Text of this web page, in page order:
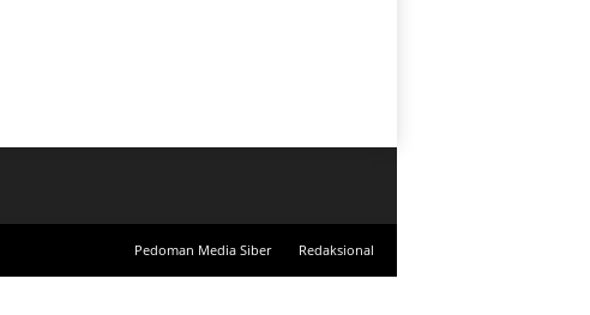
Pedoman Media Siber Redaksional